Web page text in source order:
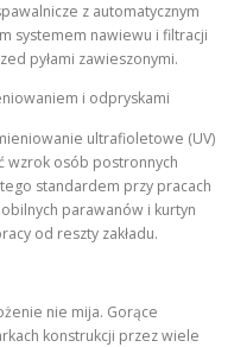
z automatycznym
systemem nawiewu i filtracji
pyłami zawieszonymi.
i odpryskami
ultrafioletowe (UV)
wzrok osób postronnych
standardem przy pracach
parawanów i kurtyn
od reszty zakładu.
nie mija. Gorące
konstrukcji przez wiele